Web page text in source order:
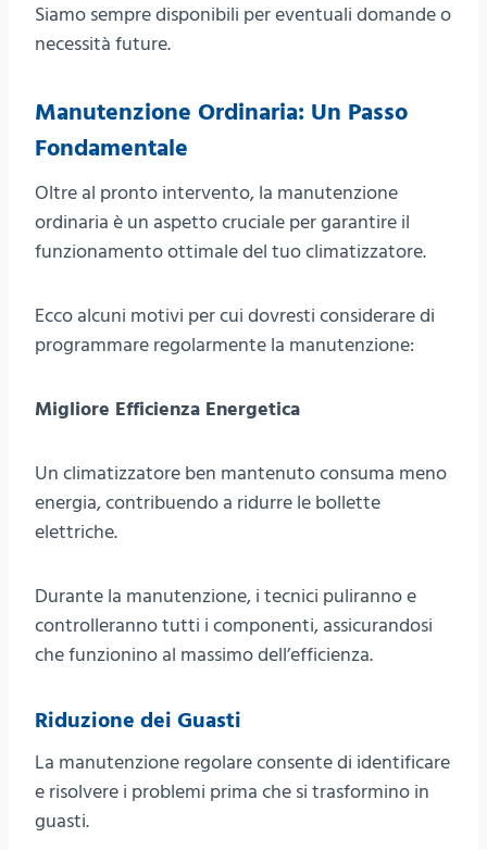
Siamo sempre disponibili per eventuali domande o
necessità future.
Manutenzione Ordinaria: Un Passo
Fondamentale
Oltre al pronto intervento, la manutenzione
ordinaria è un aspetto cruciale per garantire il
funzionamento ottimale del tuo climatizzatore.
Ecco alcuni motivi per cui dovresti considerare di
programmare regolarmente la manutenzione:
Migliore Efficienza Energetica
Un climatizzatore ben mantenuto consuma meno
energia, contribuendo a ridurre le bollette
elettriche.
Durante la manutenzione, i tecnici puliranno e
controlleranno tutti i componenti, assicurandosi
che funzionino al massimo dell’efficienza.
Riduzione dei Guasti
La manutenzione regolare consente di identificare
e risolvere i problemi prima che si trasformino in
guasti.